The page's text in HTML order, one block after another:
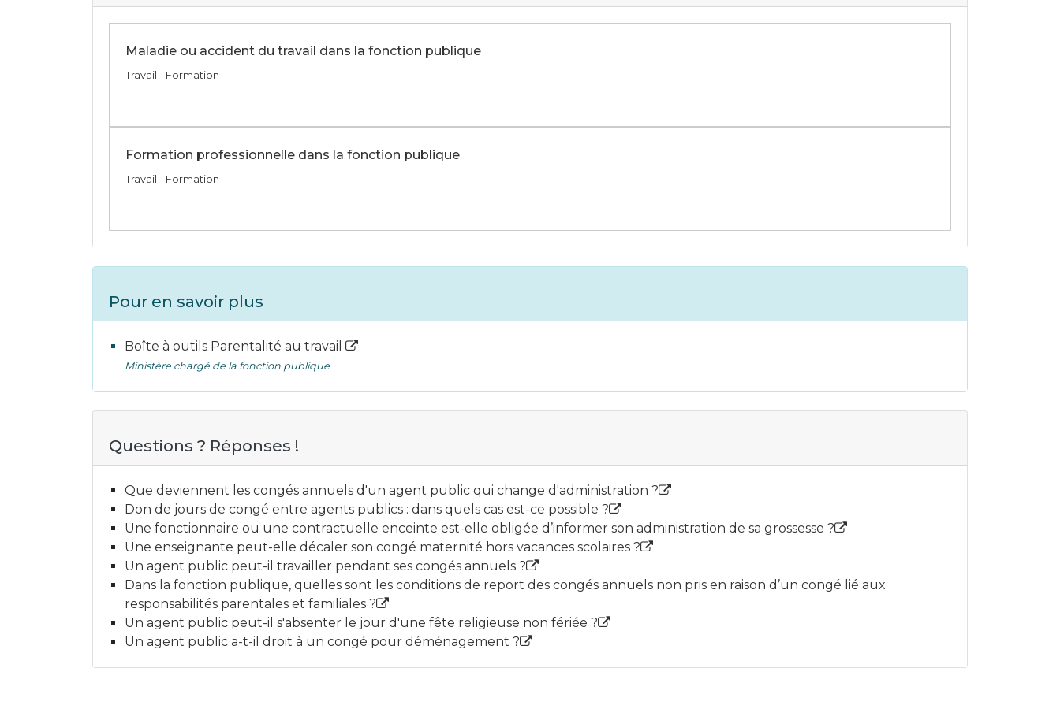
Maladie ou accident du travail dans la fonction publique
Travail - Formation
Formation professionnelle dans la fonction publique
Travail - Formation
Pour en savoir plus
Boîte à outils Parentalité au travail
Ministère chargé de la fonction publique
Questions ? Réponses !
Que deviennent les congés annuels d'un agent public qui change d'administration ?
Don de jours de congé entre agents publics : dans quels cas est-ce possible ?
Une fonctionnaire ou une contractuelle enceinte est-elle obligée d’informer son administration de sa grossesse ?
Une enseignante peut-elle décaler son congé maternité hors vacances scolaires ?
Un agent public peut-il travailler pendant ses congés annuels ?
Dans la fonction publique, quelles sont les conditions de report des congés annuels non pris en raison d’un congé lié aux
responsabilités parentales et familiales ?
Un agent public peut-il s'absenter le jour d'une fête religieuse non fériée ?
Un agent public a-t-il droit à un congé pour déménagement ?